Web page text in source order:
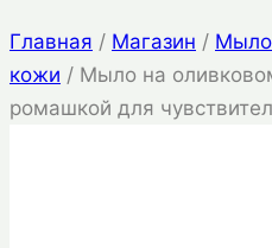
Главная / Магазин / Мыло
кожи / Мыло на
ромашкой для